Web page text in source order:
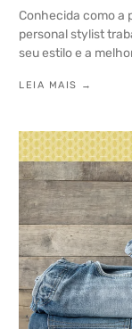
Conhecida como a
personal stylist
seu estilo e a
LEIA MAIS →